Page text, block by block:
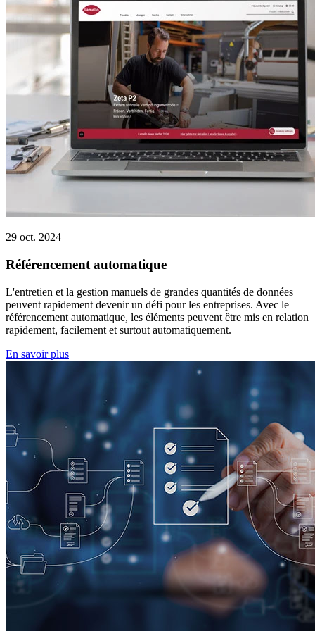
29 oct. 2024
Référencement automatique
L'entretien et la gestion manuels de grandes quantités de données
peuvent rapidement devenir un défi pour les entreprises. Avec le
référencement automatique, les éléments peuvent être mis en relation
rapidement, facilement et surtout automatiquement.
En savoir plus